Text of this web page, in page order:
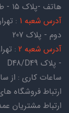
هاتف -پلاک ۱۵ - طبقه اول - واحد ۱
آدرس شعبه 1
:
دوم - پلاک 207
آدرس شعبه 2
:
- پلاک D48/D49
ساعات کاری : از ساعت 09:00 تا
ارتباط فروشگاه های
ارتباط مشتریان عمده :